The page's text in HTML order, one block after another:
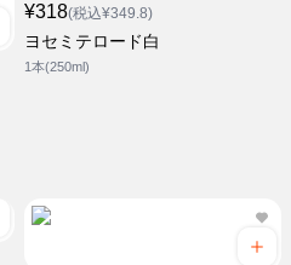
¥318(税込¥349.8)
ヨセミテロード白
1本(250ml)